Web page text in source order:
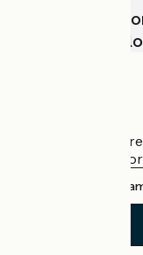
Kies, bereid
met France
De nationale
officiële gids